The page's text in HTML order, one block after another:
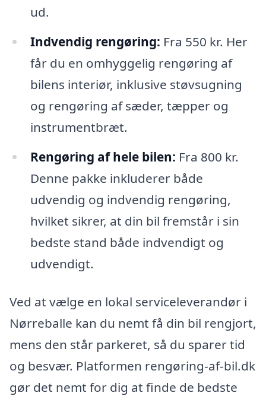
ud.
Indvendig rengøring: Fra 550 kr. Her
får du en omhyggelig rengøring af
bilens interiør, inklusive støvsugning
og rengøring af sæder, tæpper og
instrumentbræt.
Rengøring af hele bilen: Fra 800 kr.
Denne pakke inkluderer både
udvendig og indvendig rengøring,
hvilket sikrer, at din bil fremstår i sin
bedste stand både indvendigt og
udvendigt.
Ved at vælge en lokal serviceleverandør i
Nørreballe kan du nemt få din bil rengjort,
mens den står parkeret, så du sparer tid
og besvær. Platformen rengøring-af-bil.dk
gør det nemt for dig at finde de bedste